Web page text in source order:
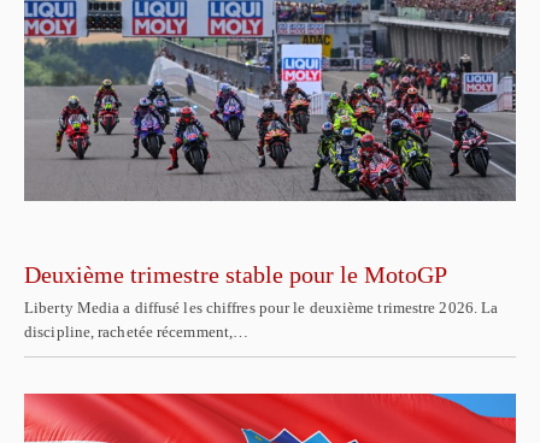
Deuxième trimestre stable pour le MotoGP
Liberty Media a diffusé les chiffres pour le deuxième trimestre 2026. La
discipline, rachetée récemment,…